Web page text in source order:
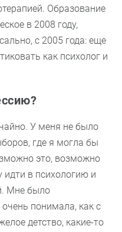
Образование
в 2008 году,
с 2005 года: еще
как психолог и
У меня не было
где я могла бы
это, возможно
идти в психологию и
Мне было
понимала, как с
детство, какие-то